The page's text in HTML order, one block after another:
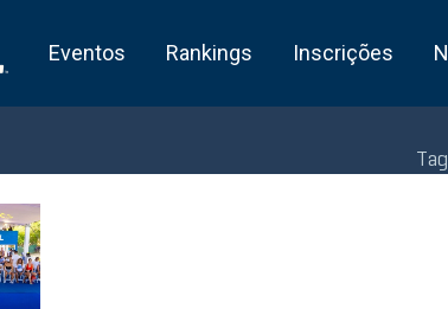
Eventos Rankings Inscrições